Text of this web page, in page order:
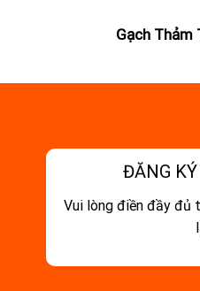
Gạch Thảm
ĐĂNG
Vui lòng điền đầy đủ